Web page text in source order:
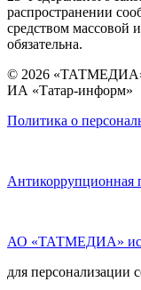
распространении
средством массовой
обязательна.
© 2026 «ТАТМЕДИА»
ИА «Татар-информ»
Политика о
Антикоррупционная
АО «ТАТМЕДИА»
для персонализации